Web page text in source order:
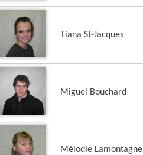
Tiana St-Jacques
Miguel Bouchard
Mélodie Lamontagne